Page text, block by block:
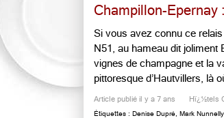
Champillon-Epernay
Si vous avez connu ce relais
N51, au hameau dit joliment
vignes de champagne et la
pittoresque d’Hautvillers, là
Article publié il y a 7 ans Hï¿½tels
Étiquettes : Denise Dupré Mark Nunnelly